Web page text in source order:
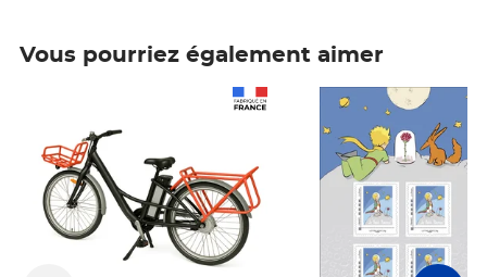
Vous pourriez également aimer
Prix 7,50€